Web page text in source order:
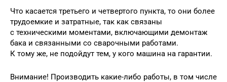
Что касается третьего и четвертого пункта, то они более
трудоемкие и затратные, так как связаны
с техническими моментами, включающими демонтаж
бака и связанными со сварочными работами.
К тому же, не подойдут тем, у кого машина на гарантии.
Внимание! Производить какие-либо работы, в том числе